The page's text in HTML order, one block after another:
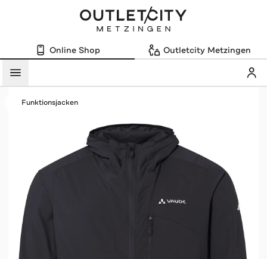
Online Shop Outletcity Metzingen
Menü
Funktionsjacken